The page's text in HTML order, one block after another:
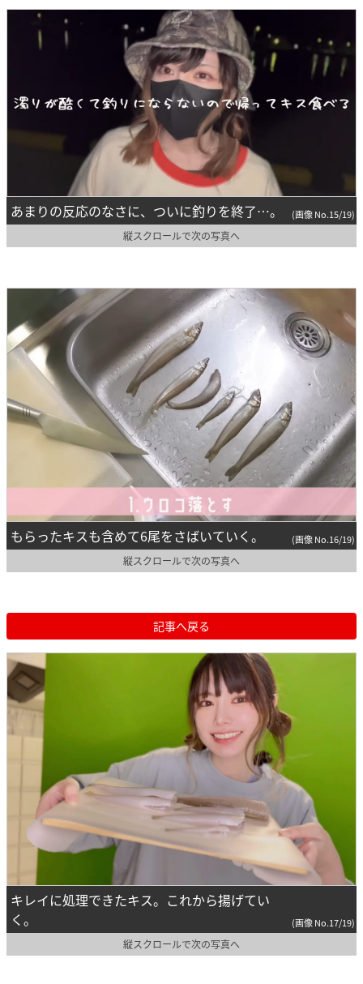
あまりの反応のなさに、ついに釣りを終了…。 (画像 No.15/19)
縦スクロールで次の写真へ
もらったキスも含めて6尾をさばいていく。 (画像 No.16/19)
縦スクロールで次の写真へ
記事へ戻る
キレイに処理できたキス。これから揚げてい
く。
(画像 No.17/19)
縦スクロールで次の写真へ